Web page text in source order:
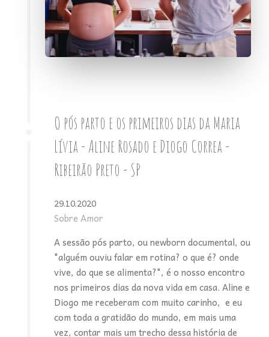
O pós parto e os primeiros dias da Maria
Lívia - Aline Rosado e Diogo Correa -
Ribeirão Preto - SP
29.10.2020
Sobre Amor
A sessão pós parto, ou newborn documental, ou
"alguém ouviu falar em rotina? o que é? onde
vive, do que se alimenta?", é o nosso encontro
nos primeiros dias da nova vida em casa. Aline e
Diogo me receberam com muito carinho, e eu
com toda a gratidão do mundo, em mais uma
vez, contar mais um trecho dessa história de